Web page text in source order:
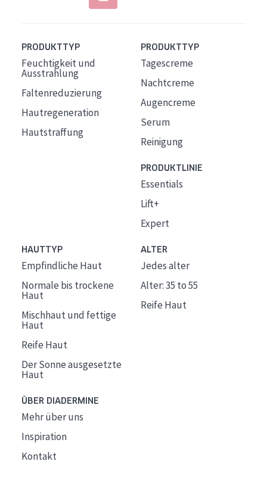
PRODUKTTYP
Feuchtigkeit und
Ausstrahlung
Faltenreduzierung
Hautregeneration
Hautstraffung
PRODUKTTYP
Tagescreme
Nachtcreme
Augencreme
Serum
Reinigung
PRODUKTLINIE
Essentials
Lift+
Expert
HAUTTYP
Empfindliche Haut
Normale bis trockene
Haut
Mischhaut und fettige
Haut
Reife Haut
Der Sonne ausgesetzte
Haut
ALTER
Jedes alter
Alter: 35 to 55
Reife Haut
ÜBER DIADERMINE
Mehr über uns
Inspiration
Kontakt